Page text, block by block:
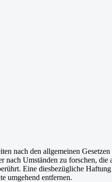
nach den allgemeinen
Umständen zu forschen,
Eine diesbezügliche
umgehend entfernen.